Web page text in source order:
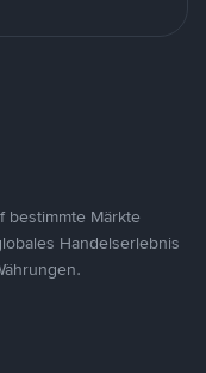
bestimmte Märkte
Handelserlebnis